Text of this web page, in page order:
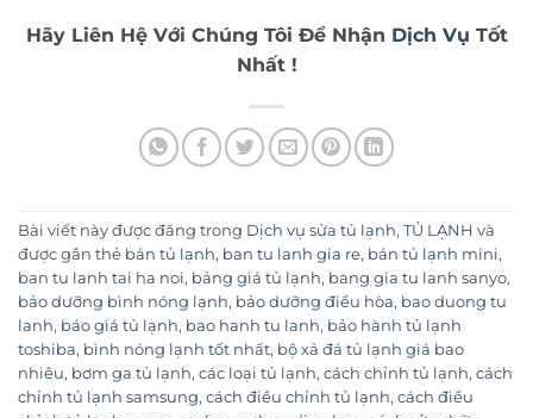
Hãy Liên Hệ Với Chúng Tôi Để Nhận Dịch Vụ Tốt
Nhất !
Bài viết này được đăng trong Dịch vụ sửa tủ lạnh, TỦ LẠNH và
được gắn thẻ bán tủ lạnh, ban tu lanh gia re, bán tủ lạnh mini,
ban tu lanh tai ha noi, bảng giá tủ lạnh, bang gia tu lanh sanyo,
bảo dưỡng bình nóng lạnh, bảo dưỡng điều hòa, bao duong tu
lanh, báo giá tủ lạnh, bao hanh tu lanh, bảo hành tủ lạnh
toshiba, bình nóng lạnh tốt nhất, bộ xả đá tủ lạnh giá bao
nhiêu, bơm ga tủ lạnh, các loại tủ lạnh, cách chỉnh tủ lạnh, cách
chỉnh tủ lạnh samsung, cách điều chỉnh tủ lạnh, cách điều